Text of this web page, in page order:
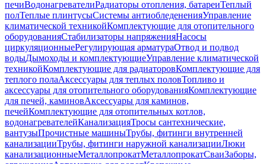
печиВодонагревателиРадиаторы отопления, батареиТеплый
полТеплые плинтусыСистемы антиобледененияУправление
климатической техникойКомплектующие для отопительного
оборудованияСтабилизаторы напряженияНасосы
циркуляционныеРегулирующая арматураОтвод и подвод
водыДымоходы и комплектующиеУправление климатической
техникойКомплектующие для радиаторовКомплектующие для
теплого полаАксессуары для теплых половТопливо и
аксессуары для отопительного оборудованияКомплектующие
для печей, каминовАксессуары для каминов,
печейКомплектующие для отопительных котлов,
водонагревателейКанализацияТросы сантехнические,
вантузыПрочистные машиныТрубы, фитинги внутренней
канализацииТрубы, фитинги наружной канализацииЛюки
канализационныеМеталлопрокатМеталлопрокатСваиЗаборы,